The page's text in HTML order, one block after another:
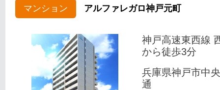
マンション アルファレガロ神戸元町
神戸高速東西線
から徒歩3分
兵庫県神戸市中
通